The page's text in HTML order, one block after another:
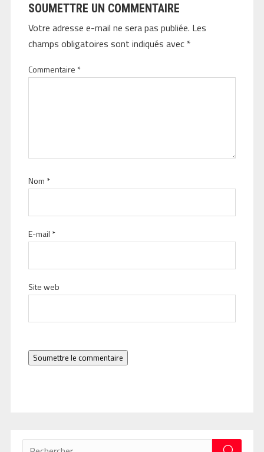
SOUMETTRE UN COMMENTAIRE
Votre adresse e-mail ne sera pas publiée. Les
champs obligatoires sont indiqués avec *
Commentaire *
Nom *
E-mail *
Site web
Soumettre le commentaire